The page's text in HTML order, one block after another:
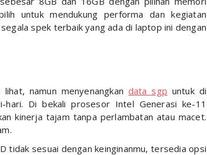
untuk mendukung performa dan kegiatan
spek terbaik yang ada di laptop ini dengan
namun menyenangkan data sgp untuk di
hari. Di bekali prosesor Intel Generasi ke-11
kinerja tajam tanpa perlambatan atau macet.
tidak sesuai dengan keinginanmu, tersedia opsi